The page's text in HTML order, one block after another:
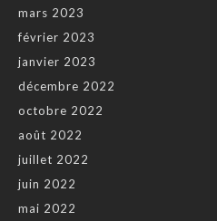
mars 2023
février 2023
janvier 2023
décembre 2022
octobre 2022
août 2022
juillet 2022
juin 2022
mai 2022